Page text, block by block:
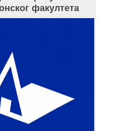
факултета